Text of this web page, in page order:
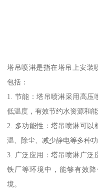
塔吊喷淋是指在塔吊上安装
包括：
1. 节能：塔吊喷淋采用高压
低温度，有效节约水资源和能
2. 多功能性：塔吊喷淋可以
温、除尘、减少静电等多种功
3. 广泛应用：塔吊喷淋广泛
铁厂等环境中，能够有效
境。